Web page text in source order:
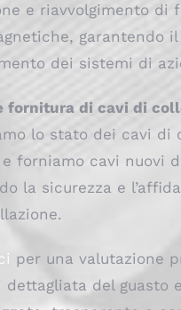
e riavvolgimento di
garantendo
dei sistemi di
fornitura di cavi di
lo stato dei cavi di
forniamo cavi nuovi
la sicurezza e
per una valutazione
dettagliata del guasto